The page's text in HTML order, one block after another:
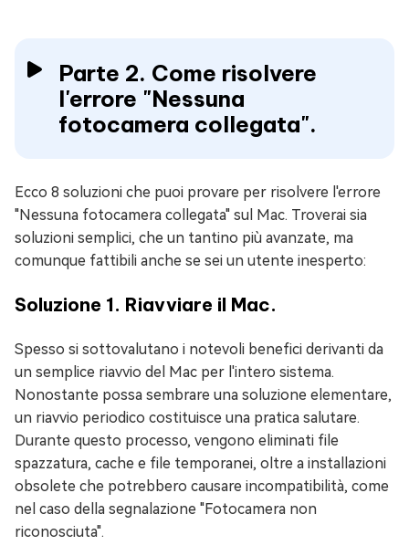
Parte 2. Come risolvere
l'errore "Nessuna
fotocamera collegata".
Ecco 8 soluzioni che puoi provare per risolvere l'errore
"Nessuna fotocamera collegata" sul Mac. Troverai sia
soluzioni semplici, che un tantino più avanzate, ma
comunque fattibili anche se sei un utente inesperto:
Soluzione 1. Riavviare il Mac.
Spesso si sottovalutano i notevoli benefici derivanti da
un semplice riavvio del Mac per l'intero sistema.
Nonostante possa sembrare una soluzione elementare,
un riavvio periodico costituisce una pratica salutare.
Durante questo processo, vengono eliminati file
spazzatura, cache e file temporanei, oltre a installazioni
obsolete che potrebbero causare incompatibilità, come
nel caso della segnalazione "Fotocamera non
riconosciuta".